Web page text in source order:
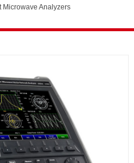
Microwave Analyzers